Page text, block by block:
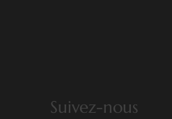
Suivez-nous